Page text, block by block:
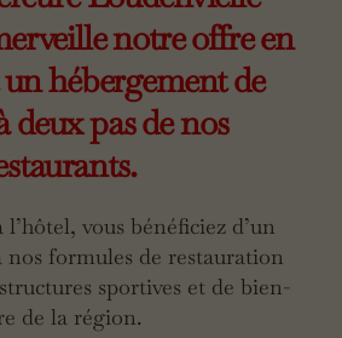
notre offre en
hébergement de
deux pas de nos
vous bénéficiez d’un
nos formules de restauration
sportives et de bien-
de la région.